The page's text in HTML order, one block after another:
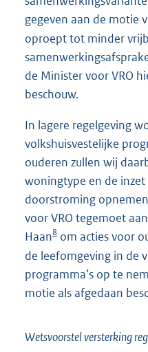
gegeven aan de motie
oproept tot minder
de Minister voor VRO
beschouw.
In lagere regelgeving
volkshuisvestelijke
ouderen zullen wij
woningtype en de
doorstroming
voor VRO tegemoet
Haan8 om acties voor
de leefomgeving in de
programma’s op te
motie als afgedaan
Wetsvoorstel versterking